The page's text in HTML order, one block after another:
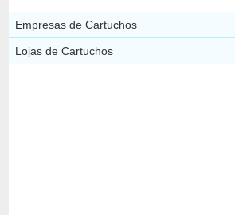
Empresas de Cartuchos
Lojas de Cartuchos